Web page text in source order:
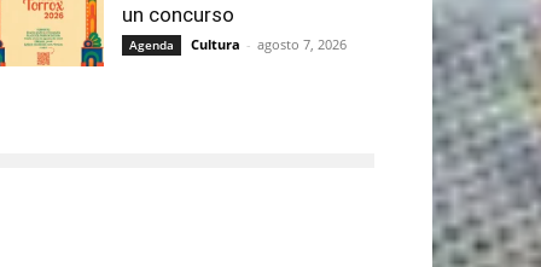
un concurso
Agenda Cultura - agosto 7, 2026